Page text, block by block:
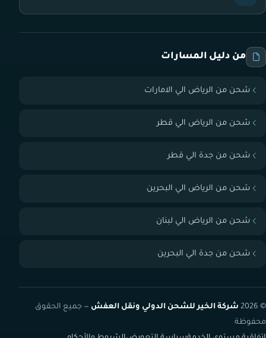
من دليل المسارات
شحن من الرياض الي الامارات
شحن من الرياض الي قطر
شحن من جدة الي قطر
شحن من الرياض الي البحرين
شحن من الرياض الي لبنان
شحن من جدة الي البحرين
© 2026 شركة الخير للشحن الدولي ونقل العفش — جميع الحقوق
محفوظة